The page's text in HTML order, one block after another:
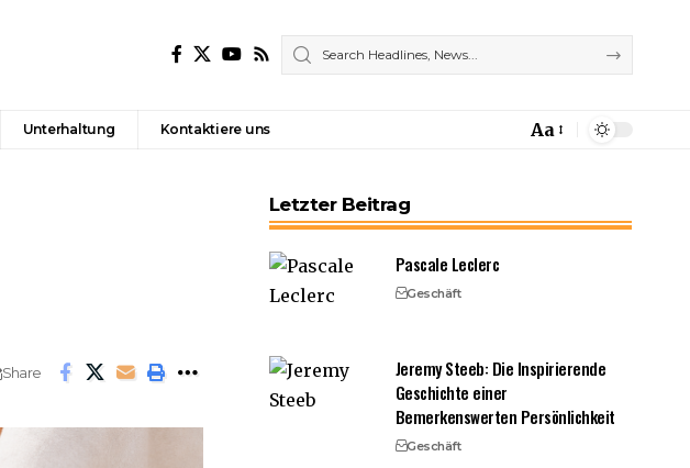
Unterhaltung Kontaktiere uns
Font
Aa
Share
Letzter Beitrag
Pascale Leclerc
Geschäft
Jeremy Steeb: Die Inspirierende
Geschichte einer
Bemerkenswerten Persönlichkeit
Geschäft